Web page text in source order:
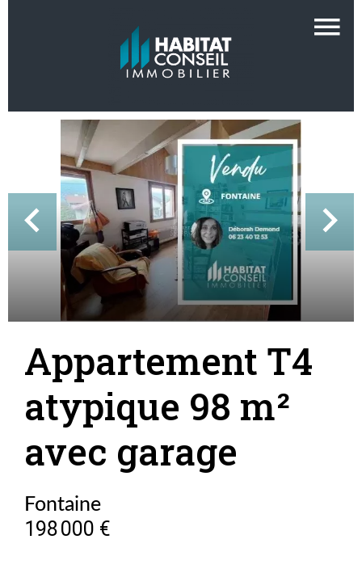
Appartement T4
atypique 98 m²
avec garage
Fontaine
198 000 €